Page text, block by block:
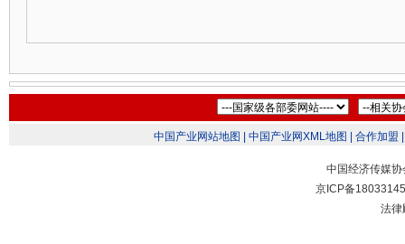
中国产业网站地图 | 中国产业网XML地图 | 合作加盟 |
中国经济传媒
京ICP备
法